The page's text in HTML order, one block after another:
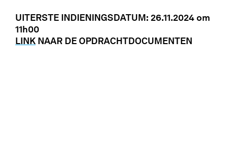
UITERSTE INDIENINGSDATUM: 26.11.2024 om
11h00
LINK NAAR DE OPDRACHTDOCUMENTEN